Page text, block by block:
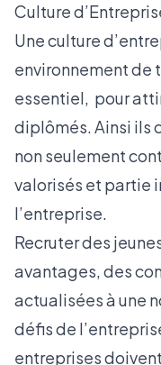
Culture
Une culture
environnement de
essentiel, pour
diplômés. Ainsi ils
non seulement
valorisés et partie
l’entreprise.
Recruter des
avantages, des
actualisées à une
défis de
entreprises